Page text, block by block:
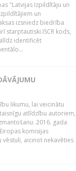
"Latvijas Izpildītāju un
un
izsniedz biedrība
starptautiski.ISCR kods,
identificēt
likumu, lai veicinātu
atlīdzību autoriem,
2016. gada
komisijas
aicinot nekavēties